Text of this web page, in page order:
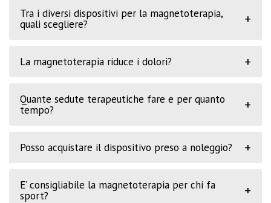
Tra i diversi dispositivi per la magnetoterapia,
quali scegliere?
+
La magnetoterapia riduce i dolori? +
Quante sedute terapeutiche fare e per quanto
tempo?
+
Posso acquistare il dispositivo preso a noleggio? +
E’ consigliabile la magnetoterapia per chi fa
sport?
+